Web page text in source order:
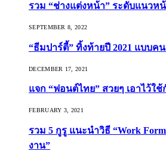
รวม “ช่างแต่งหน้า” ระดับแนวห
SEPTEMBER 8, 2022
“ธีมปาร์ตี้” ทิ้งท้ายปี 2021 แบบค
DECEMBER 17, 2021
แจก “ฟอนต์ไทย” สวยๆ เอาไว้ใช้
FEBRUARY 3, 2021
รวม 5 กูรู แนะนำวิธี “Work
งาน”